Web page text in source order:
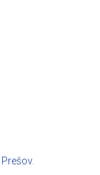
Prešov.